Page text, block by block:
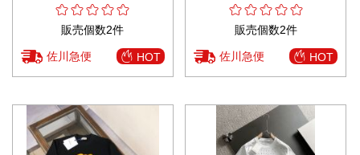
販売個数2件
佐川急便 HOT
販売個数2件
佐川急便 HOT